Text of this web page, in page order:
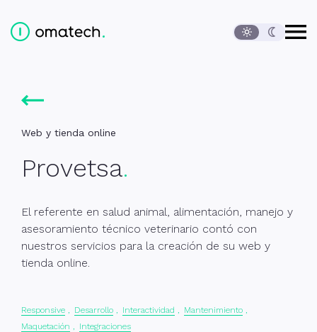
Ediversa Tech, S.L.
Contenido de la página
Web y tienda online
Provetsa
El referente en salud animal, alimentación, manejo y
asesoramiento técnico veterinario contó con
nuestros servicios para la creación de su web y
tienda online.
Responsive Desarrollo Interactividad
Mantenimiento
Maquetación
Integraciones